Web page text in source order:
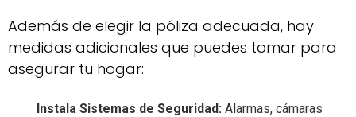
Además de elegir la póliza adecuada, hay
medidas adicionales que puedes tomar para
asegurar tu hogar:
Instala Sistemas de Seguridad: Alarmas, cámaras